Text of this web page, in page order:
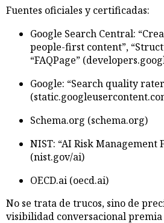
Fuentes oficiales y certificadas:
Google Search Central:
people-first content”,
“FAQPage”
Google: “Search quality
Schema.org (schema.org)
NIST: “AI Risk Management
(nist.gov/ai)
OECD.ai (oecd.ai)
No se trata de trucos, sino de
visibilidad conversacional